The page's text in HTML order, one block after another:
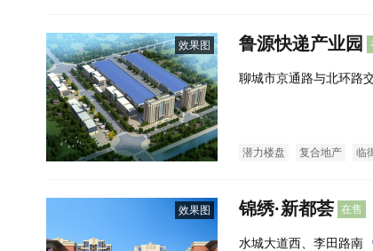
效果图 鲁源快递产业园
聊城市京通路与北环路
潜力楼盘 复合地产 临
效果图 锦绣·新都荟 在售
水城大道西、李田路南